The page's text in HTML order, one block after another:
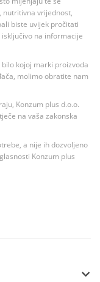
nutritivna vrijednost,
biste uvijek pročitati
na informacije
kojoj marki proizvoda
molimo obratite nam
Konzum plus d.o.o.
na vaša zakonska
a nije ih dozvoljeno
Konzum plus